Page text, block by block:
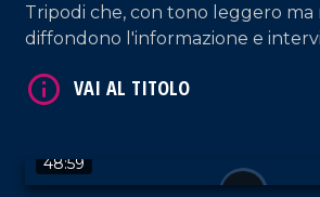
Tripodi che, con tono leggero ma
diffondono l'informazione e
Lamezia Terme.
48:59